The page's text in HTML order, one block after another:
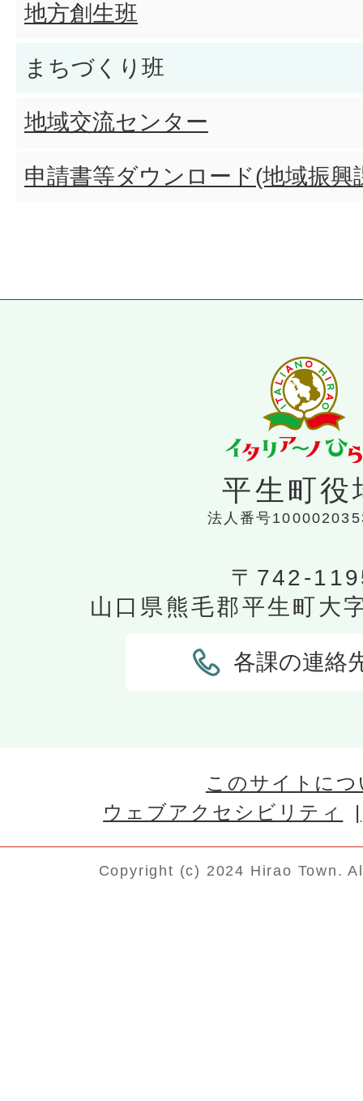
地方創生班
まちづくり班
地域交流センター
申請書等ダウンロード(地域振興
平生町役
法人番号
〒742-
山口県熊毛郡平生町大
各課の連絡
このサイトに
ウェブアクセシビリティ
Copyright (c) 2024 Hirao Town.